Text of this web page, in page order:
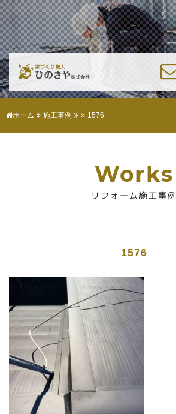
ホーム 施工事例 1576
Works
リフォーム施工事例
1576